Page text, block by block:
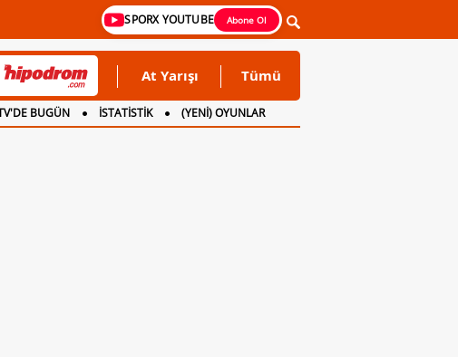
SPORX YOUTUBE Abone Ol
At Yarışı Tümü
BUGÜN İSTATİSTİK
(YENİ) OYUNLAR